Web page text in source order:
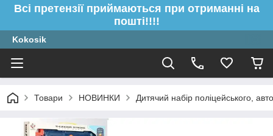
Всі претензії приймаються при отриманні на
пошті!!!!
Kokosik
Товари НОВИНКИ Дитячий набір поліцейського,